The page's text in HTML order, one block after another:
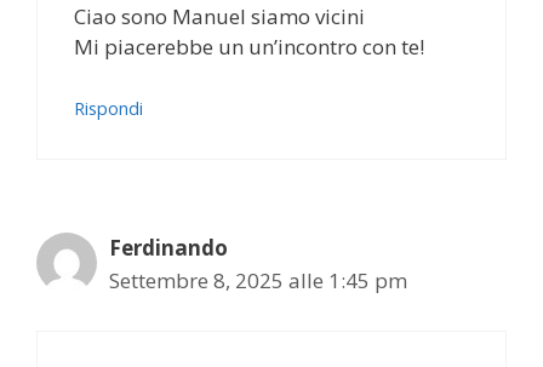
Ciao sono Manuel siamo vicini
Mi piacerebbe un un’incontro con te!
Rispondi
Ferdinando
Settembre 8, 2025 alle 1:45 pm